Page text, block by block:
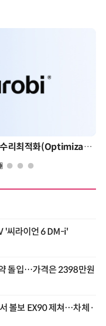
AI 시대의 의사결정을 바꾸는 수리최적화(Optimization): 실제 산업 적용 사례와 활용 전략
'씨라이언 6 DM-i'
돌입…가격은 2398만원
볼보 EX90 제쳐…차체·